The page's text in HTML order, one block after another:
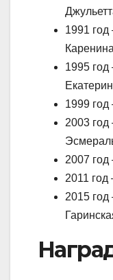
1991
Каренина
1995
1999
2003
2007
2011
2015